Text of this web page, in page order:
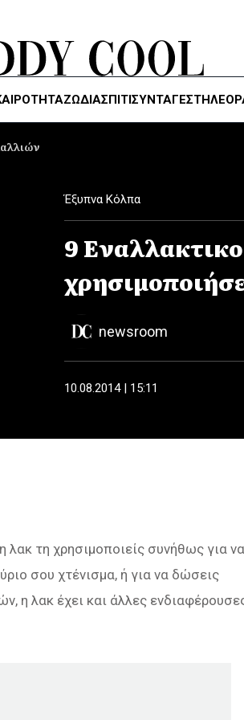
ΖΏΔΙΑΣΠΙΤΙΣΥΝΤΑΓΕΣ
Έξυπνα Κόλπα
9
newsroom
10.08.2014 | 15:11
λακ τη χρησιμοποιείς συνήθως για
σου χτένισμα, ή για να δώσεις
η λακ έχει και άλλες